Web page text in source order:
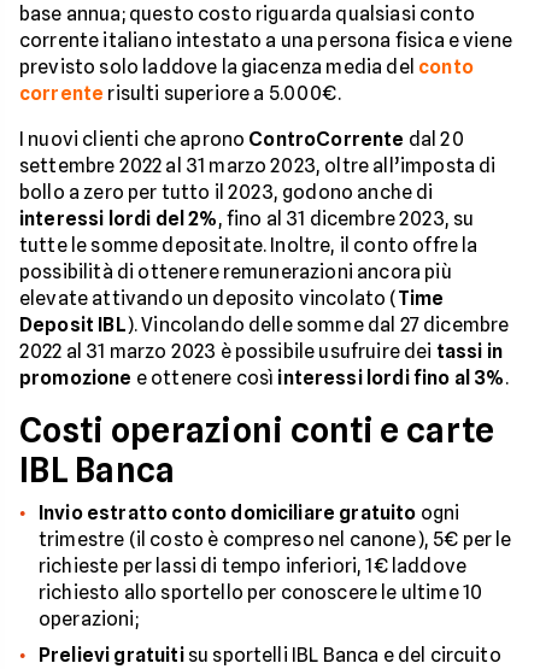
base annua; questo costo riguarda qualsiasi conto
corrente italiano intestato a una persona fisica e viene
previsto solo laddove la giacenza media del conto
corrente risulti superiore a 5.000€.
I nuovi clienti che aprono ControCorrente dal 20
settembre 2022 al 31 marzo 2023, oltre all’imposta di
bollo a zero per tutto il 2023, godono anche di
interessi lordi del 2%, fino al 31 dicembre 2023, su
tutte le somme depositate. Inoltre, il conto offre la
possibilità di ottenere remunerazioni ancora più
elevate attivando un deposito vincolato (Time
Deposit IBL). Vincolando delle somme dal 27 dicembre
2022 al 31 marzo 2023 è possibile usufruire dei tassi in
promozione e ottenere così interessi lordi fino al 3%.
Costi operazioni conti e carte
IBL Banca
Invio estratto conto domiciliare gratuito ogni
trimestre (il costo è compreso nel canone), 5€ per le
richieste per lassi di tempo inferiori, 1€ laddove
richiesto allo sportello per conoscere le ultime 10
operazioni;
Prelievi gratuitisu sportelli IBL Banca e del circuito